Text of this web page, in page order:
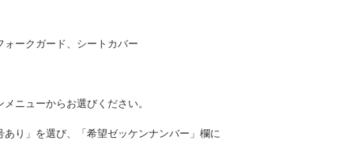
ークガード、シートカバー
ニューからお選びください。
り」を選び、「希望ゼッケンナンバー」欄に